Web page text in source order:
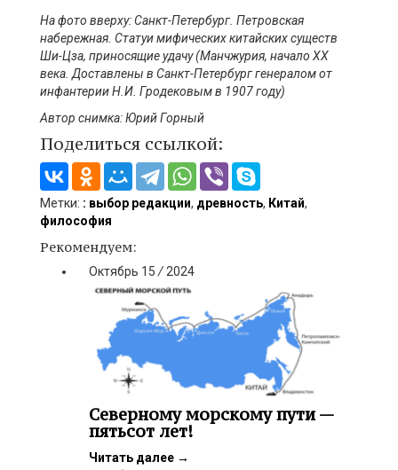
На фото вверху:Санкт-Петербург. Петровская
набережная. Статуи мифических китайских существ
Ши-Цза, приносящие удачу(Манчжурия, начало ХХ
века. Доставлены в Санкт-Петербург генералом от
инфантерии Н.И. Гродековымв 1907году)
Автор снимка:Юрий Горный
Поделиться ссылкой:
Метки: : выбор редакции, древность, Китай,
философия
Рекомендуем:
Октябрь 15 / 2024
Северному морскому пути —
пятьсот лет!
Читать далее →